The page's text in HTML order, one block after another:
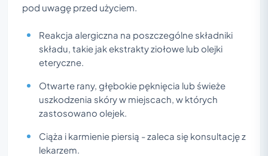
pod uwagę przed użyciem.
Reakcja alergiczna na poszczególne składniki
składu, takie jak ekstrakty ziołowe lub olejki
eteryczne.
Otwarte rany, głębokie pęknięcia lub świeże
uszkodzenia skóry w miejscach, w których
zastosowano olejek.
Ciąża i karmienie piersią - zaleca się konsultację z
lekarzem.